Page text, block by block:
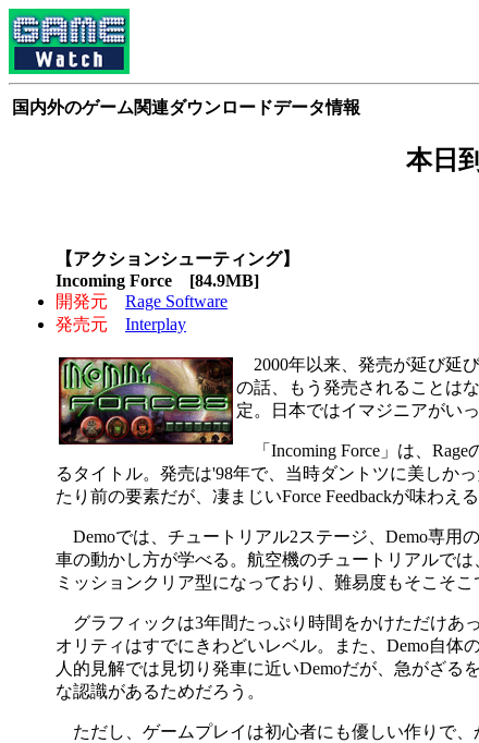
国内外のゲーム関連ダウンロードデータ情報
本日
【アクションシューティング】
Incoming Force [84.9MB]
開発元 Rage Software
発売元 Interplay
2000年以来、発売が延び延
の話、もう発売されることは
定。日本ではイマジニアがい
「Incoming Force」は、
るタイトル。発売は'98年で、当時ダントツに美しか
たり前の要素だが、凄まじいForce Feedbackが味わえ
Demoでは、チュートリアル2ステージ、Demo専用
車の動かし方が学べる。航空機のチュートリアルで
ミッションクリア型になっており、難易度もそこそこ
グラフィックは3年間たっぷり時間をかけただけあ
オリティはすでにきわどいレベル。また、Demo自体
人的見解では見切り発車に近いDemoだが、急がざ
な認識があるためだろう。
ただし、ゲームプレイは初心者にも優しい作りで